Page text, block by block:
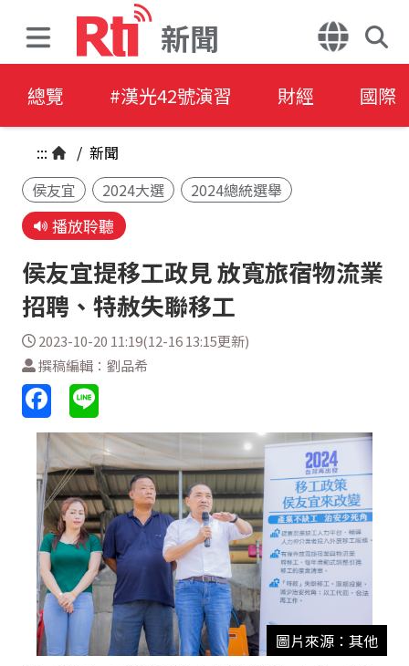
新聞
總覽 #漢光42號演習 財經 國際
::: / 新聞
侯友宜
2024大選 2024總統選舉
播放聆聽
侯友宜提移工政見 放寬旅宿物流業
招聘、特赦失聯移工
2023-10-20 11:19(12-16 13:15更新)
撰稿編輯：劉品希
圖片來源：其他